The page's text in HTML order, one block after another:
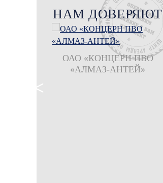
НАМ ДОВЕРЯЮТ
ОАО «КОНЦЕРН ПВО
«АЛМАЗ-АНТЕЙ»